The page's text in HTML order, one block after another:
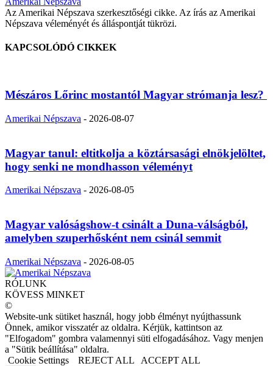
Az Amerikai Népszava szerkesztőségi cikke. Az írás az Amerikai
Népszava véleményét és álláspontját tükrözi.
KAPCSOLÓDÓ CIKKEK
Mészáros Lőrinc mostantól Magyar strómanja lesz?
Amerikai Népszava - 2026-08-07
Magyar tanul: eltitkolja a köztársasági elnökjelöltet,
hogy senki ne mondhasson véleményt
Amerikai Népszava - 2026-08-05
Magyar valóságshow-t csinált a Duna-válságból,
amelyben szuperhősként nem csinál semmit
Amerikai Népszava - 2026-08-05
RÓLUNK
KÖVESS MINKET
©
Website-unk sütiket használ, hogy jobb élményt nyújthassunk
Önnek, amikor visszatér az oldalra. Kérjük, kattintson az
"Elfogadom" gombra valamennyi süti elfogadásához. Vagy menjen
a "Sütik beállítása" oldalra.
Cookie Settings
REJECT ALL ACCEPT ALL